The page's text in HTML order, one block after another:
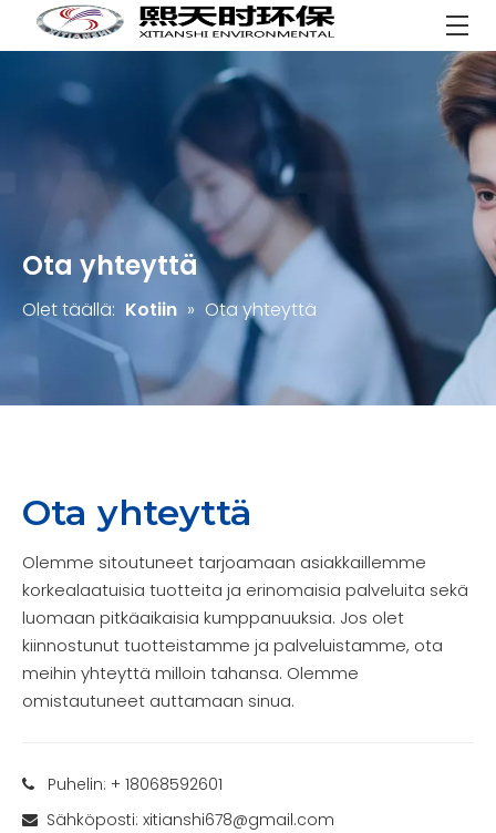
Ota yhteyttä
Olet täällä: Kotiin » Ota yhteyttä
Ota yhteyttä
Olemme sitoutuneet tarjoamaan asiakkaillemme
korkealaatuisia tuotteita ja erinomaisia ​​palveluita sekä
luomaan pitkäaikaisia ​​kumppanuuksia. Jos olet
kiinnostunut tuotteistamme ja palveluistamme, ota
meihin yhteyttä milloin tahansa. Olemme
omistautuneet auttamaan sinua.
 Puhelin: + 18068592601
 Sähköposti: xitianshi678@gmail.com